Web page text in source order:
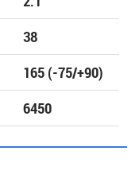
38
165 (-75/+90)
6450